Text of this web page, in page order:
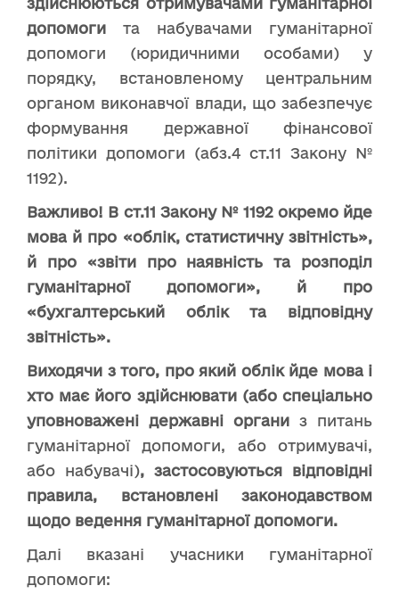
допомоги та набувачами гуманітарної
допомоги (юридичними особами) у
порядку, встановленому центральним
органом виконавчої влади, що забезпечує
формування державної фінансової
політики допомоги (абз.4 ст.11 Закону №
1192).
Важливо! В ст.11 Закону № 1192 окремо йде
мова й про «облік, статистичну звітність»,
й про «звіти про наявність та розподіл
гуманітарної допомоги», й про
«бухгалтерський облік та відповідну
звітність».
Виходячи з того, про який облік йде мова і
хто має його здійснювати (або спеціально
уповноважені державні органи з питань
гуманітарної допомоги, або отримувачі,
або набувачі), застосовуються відповідні
правила, встановлені законодавством
щодо ведення гуманітарної допомоги.
Далі вказані учасники гуманітарної
допомоги: